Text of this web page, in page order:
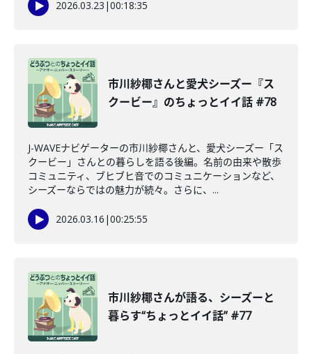
2026.03.23 |00:18:35
市川紗椰さんと愛犬シーズー『ス
クービー』のちょっとイイ話 #78
J-WAVEナビゲーターの市川紗椰さんと、愛犬シーズー「ス
クービー」さんとの暮らしを語る後編。名前の由来や散歩
コミュニティ、ブヒブヒ音でのコミュニケーションなど、
シーズーならではの魅力が続々。さらに、...
2026.03.16 |00:25:55
市川紗椰さんが語る、シーズーと
暮らす“ちょっとイイ話” #77